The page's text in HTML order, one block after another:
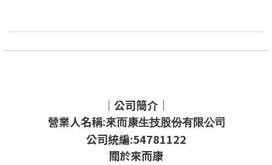
｜公司簡介｜
營業人名稱:來而康生技股份有限公司
公司統編:54781122
關於來而康